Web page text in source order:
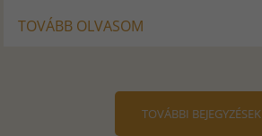
TOVÁBB OLVASOM
TOVÁBBI BEJEGYZÉSEK